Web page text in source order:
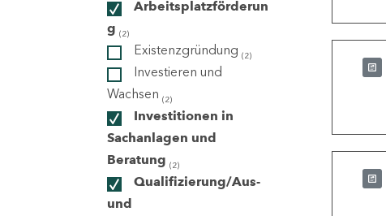
Arbeitsplatzförderun
g (2)
Existenzgründung (2)
Investieren und
Wachsen (2)
Investitionen in
Sachanlagen und
Beratung (2)
Qualifizierung/Aus-
und